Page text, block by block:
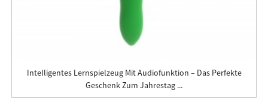
Intelligentes Lernspielzeug Mit Audiofunktion – Das Perfekte
Geschenk Zum Jahrestag ...